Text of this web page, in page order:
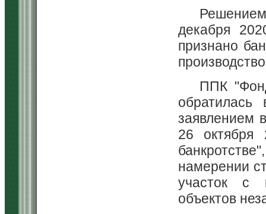
декабря
признано
ППК
заявлением
26 октября
намерении
участок с
объектов